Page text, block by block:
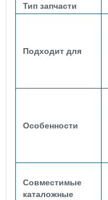
Тип запчасти
Подходит для
Особенности
Совместимые
каталожные